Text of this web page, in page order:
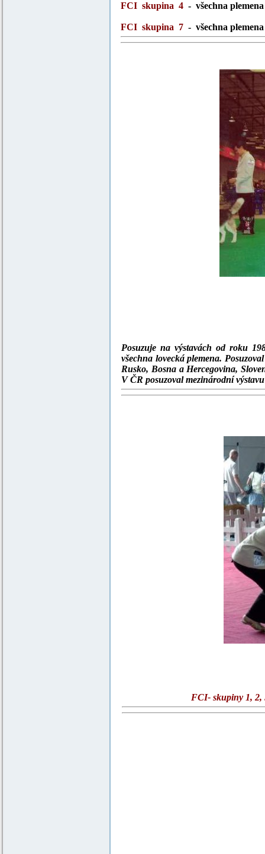
FCI skupina 4 - všechna plemena
FCI skupina 7 - všechna plemena
Posuzuje na výstavách od roku
všechna lovecká plemena.
Rusko, Bosna a Hercegovina,
V ČR posuzoval mezinárodní
FCI- skupiny 1,